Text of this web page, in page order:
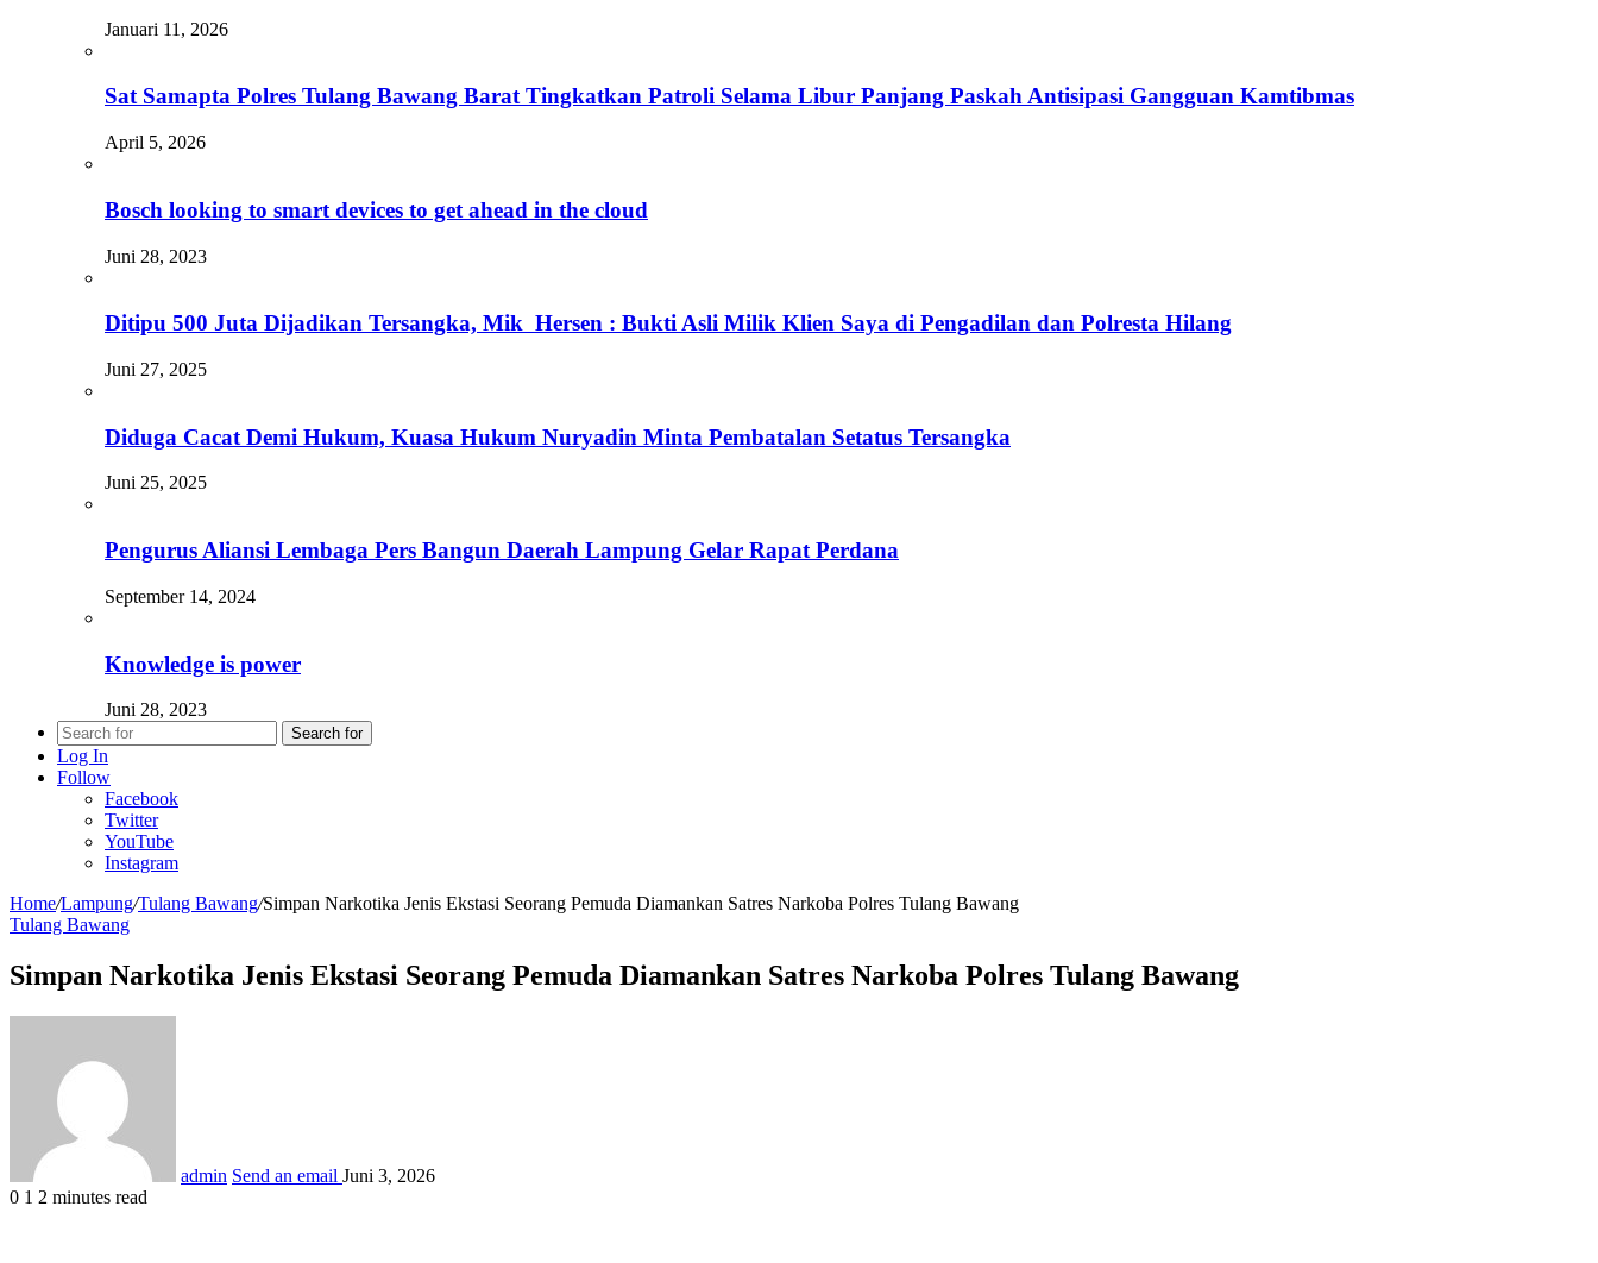
Januari 11, 2026
Sat Samapta Polres Tulang Bawang Barat Tingkatkan Patroli Selama Libur Panjang Paskah Antisipasi Gangguan Kamtibmas
April 5, 2026
Bosch looking to smart devices to get ahead in the cloud
Juni 28, 2023
Ditipu 500 Juta Dijadikan Tersangka, Mik Hersen : Bukti Asli Milik Klien Saya di Pengadilan dan Polresta Hilang
Juni 27, 2025
Diduga Cacat Demi Hukum, Kuasa Hukum Nuryadin Minta Pembatalan Setatus Tersangka
Juni 25, 2025
Pengurus Aliansi Lembaga Pers Bangun Daerah Lampung Gelar Rapat Perdana
September 14, 2024
Knowledge is power
Juni 28, 2023
Search for
Log In
Follow
Facebook
Twitter
YouTube
Instagram
Home/Lampung/Tulang Bawang/Simpan Narkotika Jenis Ekstasi Seorang Pemuda Diamankan Satres Narkoba Polres Tulang Bawang
Tulang Bawang
Simpan Narkotika Jenis Ekstasi Seorang Pemuda Diamankan Satres Narkoba Polres Tulang Bawang
admin Send an email Juni 3, 2026
0 1 2 minutes read